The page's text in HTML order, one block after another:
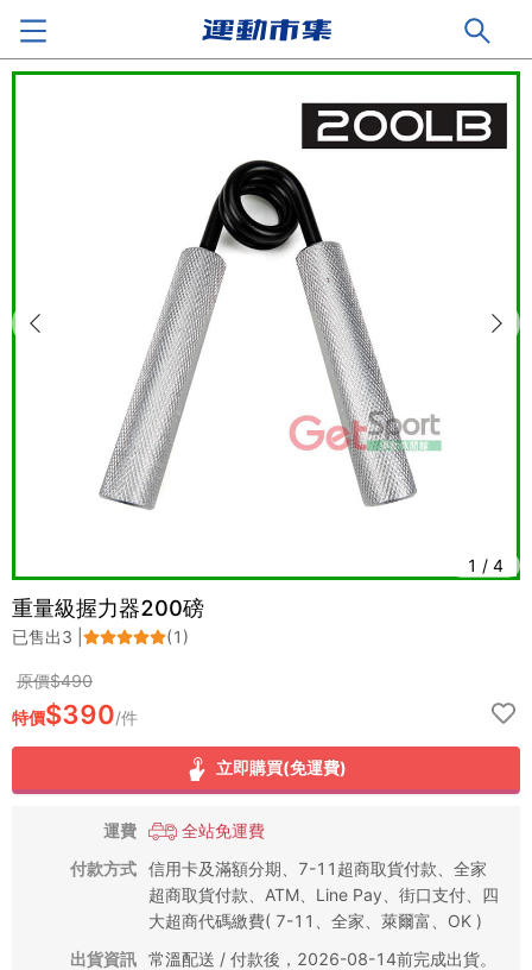
1 / 4
重量級握力器200磅
已售出3 (1 )
原價$490
特價$390/件
立即購買(免運費)
運費
全站免運費
付款方式 信用卡及滿額分期、7-11超商取貨付款、全家
超商取貨付款、ATM、Line Pay、街口支付、四
大超商代碼繳費( 7-11、全家、萊爾富、OK )
出貨資訊 常溫配送 / 付款後，2026-08-14前完成出貨。